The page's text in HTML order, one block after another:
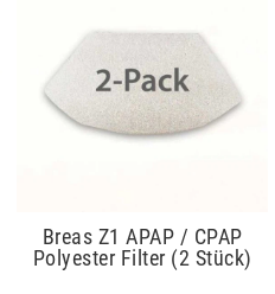
Breas Z1 APAP / CPAP
Polyester Filter (2 Stück)